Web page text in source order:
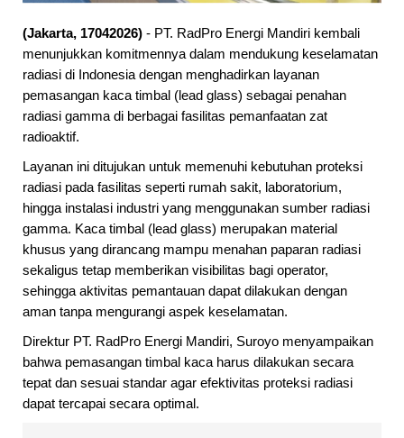
(Jakarta, 17042026) - PT. RadPro Energi Mandiri kembali
menunjukkan komitmennya dalam mendukung keselamatan
radiasi di Indonesia dengan menghadirkan layanan
pemasangan kaca timbal (lead glass) sebagai penahan
radiasi gamma di berbagai fasilitas pemanfaatan zat
radioaktif.
Layanan ini ditujukan untuk memenuhi kebutuhan proteksi
radiasi pada fasilitas seperti rumah sakit, laboratorium,
hingga instalasi industri yang menggunakan sumber radiasi
gamma. Kaca timbal (lead glass) merupakan material
khusus yang dirancang mampu menahan paparan radiasi
sekaligus tetap memberikan visibilitas bagi operator,
sehingga aktivitas pemantauan dapat dilakukan dengan
aman tanpa mengurangi aspek keselamatan.
Direktur PT. RadPro Energi Mandiri, Suroyo menyampaikan
bahwa pemasangan timbal kaca harus dilakukan secara
tepat dan sesuai standar agar efektivitas proteksi radiasi
dapat tercapai secara optimal.